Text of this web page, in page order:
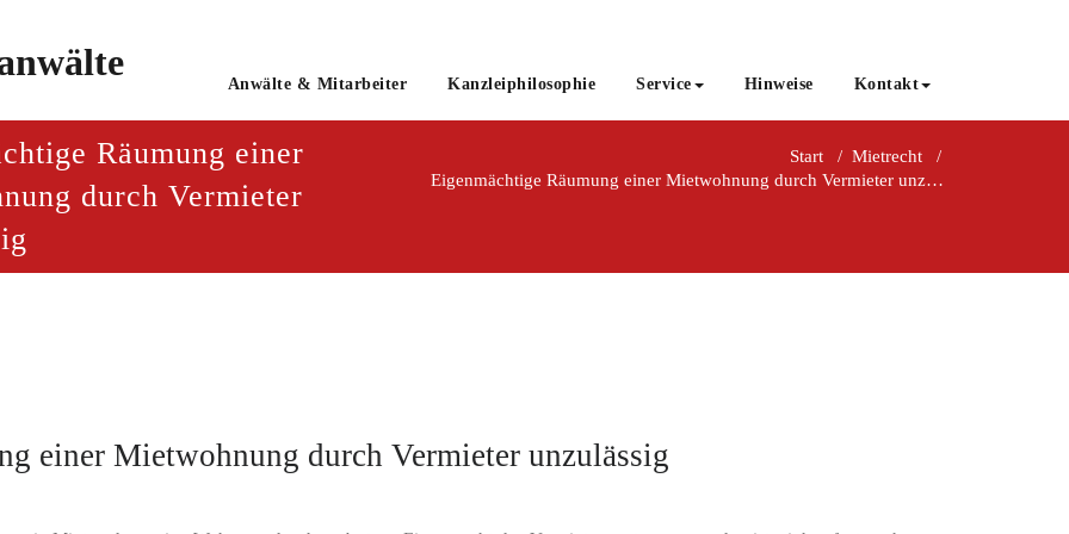
Anwälte & Mitarbeiter Kanzleiphilosophie Service Hinweise Kontakt
Räumung einer
durch Vermieter
Start / Mietrecht /
Eigenmächtige Räumung einer Mietwohnung durch Vermieter unzulässig
einer Mietwohnung durch Vermieter unzulässig